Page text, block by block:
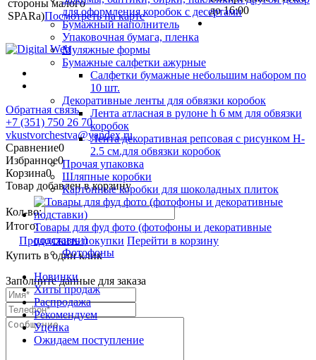
для оформления коробок с десертами
Бумажный наполнитель
Упаковочная бумага, пленка
Муляжные формы
Бумажные салфетки ажурные
Салфетки бумажные небольшим набором по
10 шт.
Декоративные ленты для обвязки коробок
Лента атласная в рулоне h 6 мм для обвязки
коробок
Лента декоративная репсовая с рисунком H-
2.5 см.для обвязки коробок
Прочая упаковка
Шляпные коробки
Картонные коробки для шоколадных плиток
Товары для фуд фото (фотофоны и декоративные
подставки)
Фотофоны
Новинки
Хиты продаж
Распродажа
Рекомендуем
Уценка
Ожидаем поступление
стороны малого
SPARa)Посмотреть на карте
до 16:00
Обратная связь
+7 (351) 750 26 70
vkustvorchestva@yandex.ru
Сравнение0
Избранное0
Корзина0
Товар добавлен в корзину
Кол-во:
Итого:
Продолжить покупки Перейти в корзину
Купить в один клик
Заполните данные для заказа